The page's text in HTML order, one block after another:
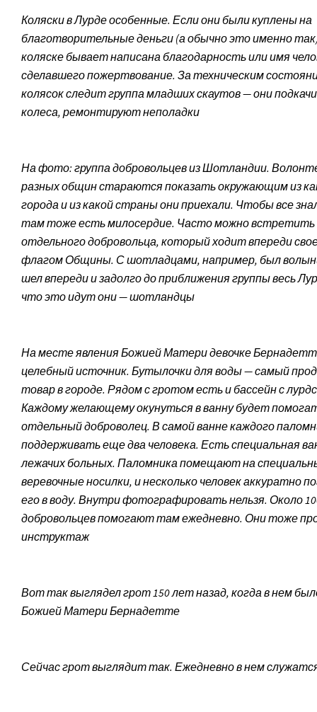
Коляски в Лурде особенные. Если они были куплены на
благотворительные деньги (а обычно это именно
коляске бывает написана благодарность или имя
сделавшего пожертвование. За техническим
колясок следит группа младших скаутов — они
колеса, ремонтируют неполадки
На фото: группа добровольцев из Шотландии.
разных общин стараются показать окружающим из
города и из какой страны они приехали. Чтобы все
там тоже есть милосердие. Часто можно встретить
отдельного добровольца, который ходит впереди
флагом Общины. С шотладцами, например, был
шел впереди и задолго до приближения группы весь
что это идут они — шотландцы
На месте явления Божией Матери девочке
целебный источник. Бутылочки для воды — самый
товар в городе. Рядом с гротом есть и бассейн с
Каждому желающему окунуться в ванну будет
отдельный доброволец. В самой ванне каждого
поддерживать еще два человека. Есть специальная
лежачих больных. Паломника помещают на
веревочные носилки, и несколько человек аккуратно
его в воду. Внутри фотографировать нельзя. Около
добровольцев помогают там ежедневно. Они тоже
инструктаж
Вот так выглядел грот 150 лет назад, когда в нем
Божией Матери Бернадетте
Сейчас грот выглядит так. Ежедневно в нем